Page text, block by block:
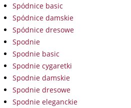
Spódnice basic
Spódnice damskie
Spódnice dresowe
Spodnie
Spodnie basic
Spodnie cygaretki
Spodnie damskie
Spodnie dresowe
Spodnie eleganckie